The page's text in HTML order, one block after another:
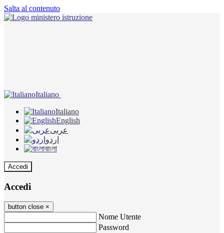
Salta al contenuto
Italiano
Italiano
English
عربى
اردو
বাংলা
Accedi
Accedi
button close ×
Nome Utente
Password